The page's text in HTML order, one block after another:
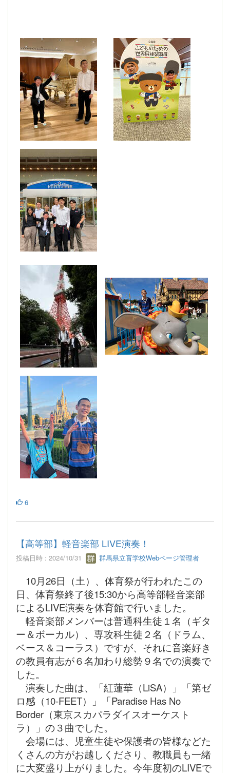
6
【高等部】軽音楽部 LIVE演奏！
投稿日時 : 2024/10/31 群馬県立盲学校Webページ管理者
10月26日（土）、体育祭が行われたこの
日、体育祭終了後15:30から高等部軽音楽部
によるLIVE演奏を体育館で行いました。
軽音楽部メンバーは普通科生徒１名（ギタ
ー＆ボーカル）、専攻科生徒２名（ドラム、
ベース＆コーラス）ですが、それに音楽好き
の教員有志が６名加わり総勢９名での演奏で
した。
演奏した曲は、「紅蓮華（LiSA）」「第ゼ
ロ感（10-FEET）」「Paradise Has No
Border（東京スカパラダイスオーケスト
ラ）」の３曲でした。
会場には、児童生徒や保護者の皆様などた
くさんの方がお越しくださり、教職員も一緒
に大変盛り上がりました。今年度初のLIVEで